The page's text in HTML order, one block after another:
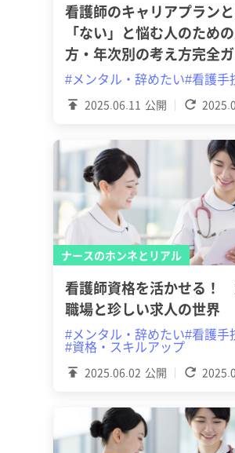
2025.06.11 公開
看護師のキャリアプラン
「ない」と悩む人のため
方・年次別の考え方完全
#メンタル・辞めたい#看護手
ナースのホンネとリアル
2025.06.02 公開
看護師資格を活かせる！
職場と珍しい求人の世界
#メンタル・辞めたい#看護手
#資格・スキルアップ